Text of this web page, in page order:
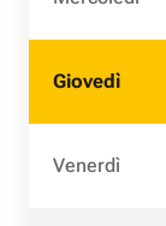
Giovedì
Venerdì